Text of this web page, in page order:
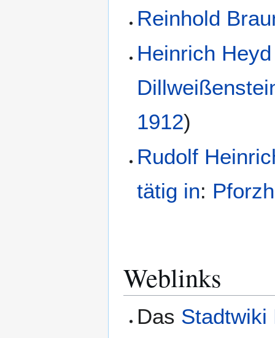
Reinhold
Heinrich Heyd
1912)
Rudolf
tätig in:
Weblinks
Das Stadtwiki